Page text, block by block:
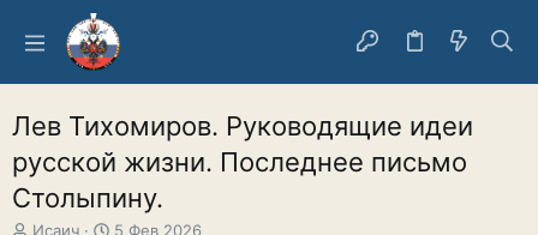
Лев Тихомиров. Руководящие идеи
русской жизни. Последнее письмо
Столыпину.
А
Исаич
Д
5 Фев 2026